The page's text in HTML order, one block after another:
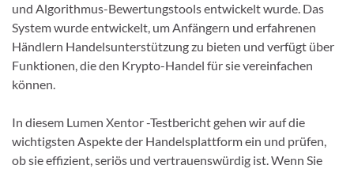
und Algorithmus-Bewertungstools entwickelt wurde. Das
System wurde entwickelt, um Anfängern und erfahrenen
Händlern Handelsunterstützung zu bieten und verfügt über
Funktionen, die den Krypto-Handel für sie vereinfachen
können.
In diesem Lumen Xentor -Testbericht gehen wir auf die
wichtigsten Aspekte der Handelsplattform ein und prüfen,
ob sie effizient, seriös und vertrauenswürdig ist. Wenn Sie